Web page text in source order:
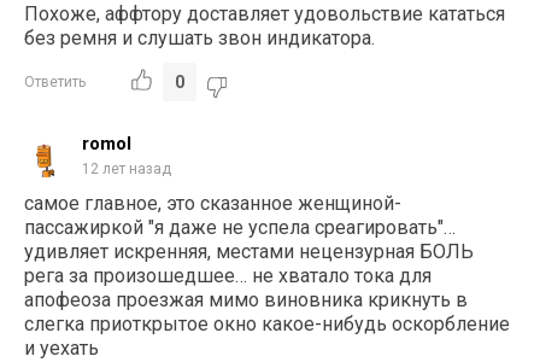
Похоже, аффтору доставляет удовольствие кататься
без ремня и слушать звон индикатора.
Ответить 0
romol
12 лет назад
самое главное, это сказанное женщиной-
пассажиркой "я даже не успела среагировать"…
удивляет искренняя, местами нецензурная БОЛЬ
рега за произошедшее… не хватало тока для
апофеоза проезжая мимо виновника крикнуть в
слегка приоткрытое окно какое-нибудь оскорбление
и уехать